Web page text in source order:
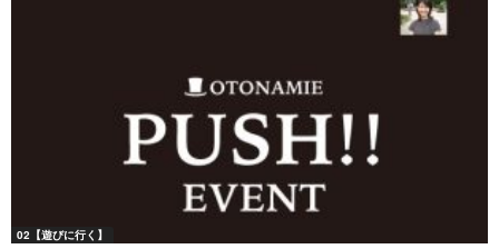
02【遊びに行く】